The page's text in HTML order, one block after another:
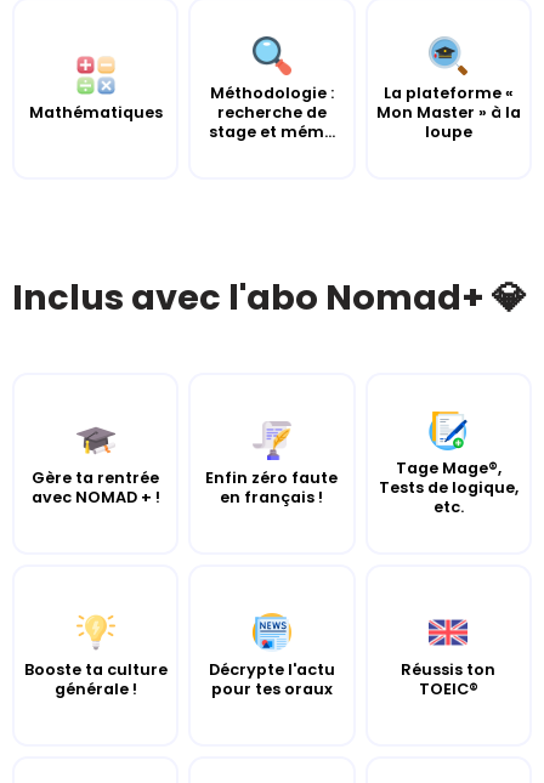
Mathématiques
Méthodologie :
recherche de
stage et mém...
La plateforme «
Mon Master » à la
loupe
Inclus avec l'abo Nomad+ 💎
Gère ta rentrée
avec NOMAD + !
Enfin zéro faute
en français !
Tage Mage®,
Tests de logique,
etc.
Booste ta culture
générale !
Décrypte l'actu
pour tes oraux
Réussis ton
TOEIC®